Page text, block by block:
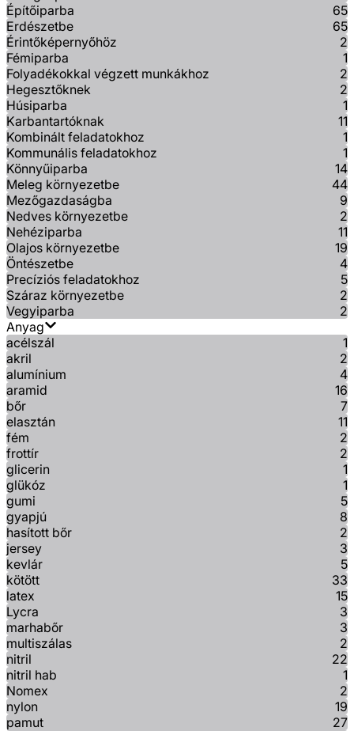
Építőiparba
65
Erdészetbe
65
Érintőképernyőhöz
2
Fémiparba
1
Folyadékokkal végzett munkákhoz
2
Hegesztőknek
2
Húsiparba
1
Karbantartóknak
11
Kombinált feladatokhoz
1
Kommunális feladatokhoz
1
Könnyűiparba
14
Meleg környezetbe
44
Mezőgazdaságba
9
Nedves környezetbe
2
Nehéziparba
11
Olajos környezetbe
19
Öntészetbe
4
Precíziós feladatokhoz
5
Száraz környezetbe
2
Vegyiparba
2
Anyag
acélszál
1
akril
2
alumínium
4
aramid
16
bőr
7
elasztán
11
fém
2
frottír
2
glicerin
1
glükóz
1
gumi
5
gyapjú
8
hasított bőr
2
jersey
3
kevlár
5
kötött
33
latex
15
Lycra
3
marhabőr
3
multiszálas
2
nitril
22
nitril hab
1
Nomex
2
nylon
19
pamut
27